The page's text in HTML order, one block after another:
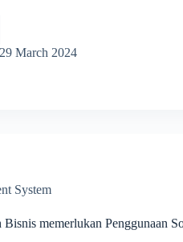
29 March 2024
System
Bisnis memerlukan Penggunaan